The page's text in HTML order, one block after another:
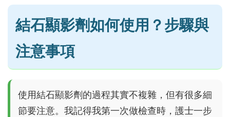
結石顯影劑如何使用？步驟與
注意事項
使用結石顯影劑的過程其實不複雜，但有很多細
節要注意。我記得我第一次做檢查時，護士一步